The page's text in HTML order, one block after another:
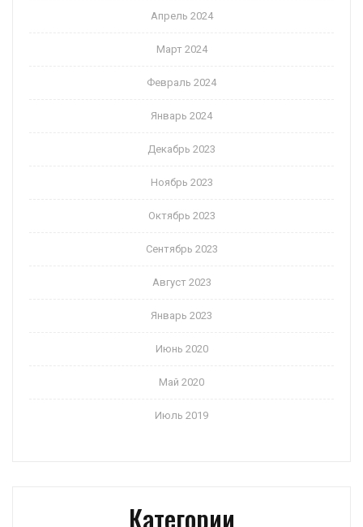
Апрель 2024
Март 2024
Февраль 2024
Январь 2024
Декабрь 2023
Ноябрь 2023
Октябрь 2023
Сентябрь 2023
Август 2023
Январь 2023
Июнь 2020
Май 2020
Июль 2019
Категории